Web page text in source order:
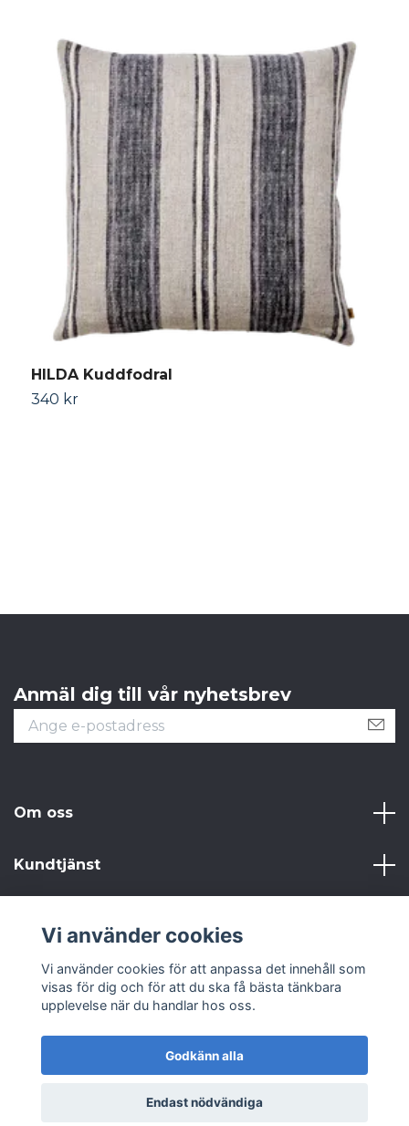
HILDA Kuddfodral
340 kr
Anmäl dig till vår nyhetsbrev
Om oss
Kundtjänst
Sociala medier
© 2026 Från Gammalt till Annat AB
Vi använder cookies
Vi använder cookies för att anpassa det innehåll som
visas för dig och för att du ska få bästa tänkbara
upplevelse när du handlar hos oss.
Godkänn alla
Endast nödvändiga